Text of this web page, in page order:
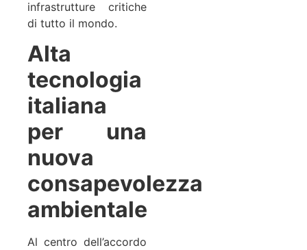
infrastrutture critiche
di tutto il mondo.
Alta
tecnologia
italiana
per una
nuova
consapevolezza
ambientale
Al centro dell’accordo